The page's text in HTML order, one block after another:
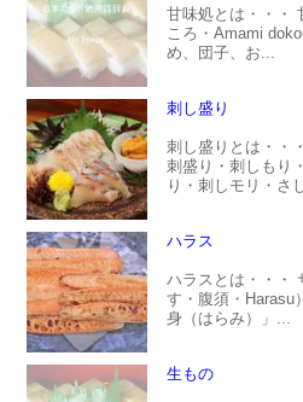
甘味処とは・・・
ころ・Amami
め、団子、お...
刺し盛り
刺し盛りとは・・
刺盛り・刺しもり
り・刺しモリ・さ
ハラス
ハラスとは・・・
す・腹須・
身（はらみ）」...
生もの